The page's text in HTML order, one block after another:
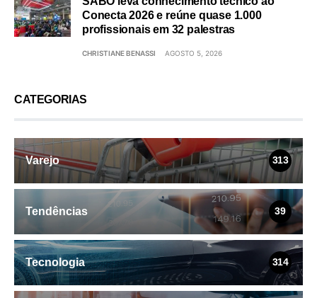
Conecta 2026 e reúne quase 1.000
profissionais em 32 palestras
CHRISTIANE BENASSI AGOSTO 5, 2026
CATEGORIAS
Varejo 313
Tendências 39
Tecnologia 314